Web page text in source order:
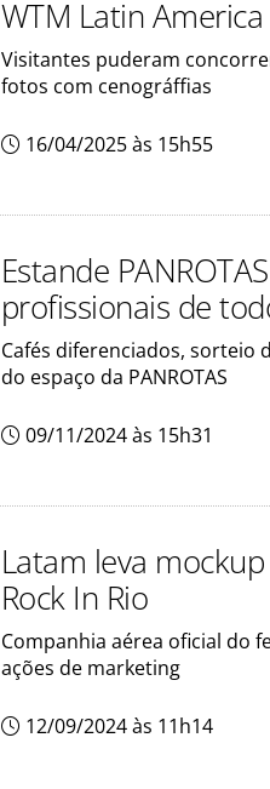
WTM Latin
Visitantes puderam
fotos com cenográffias
16/04/2025 às 15h55
Estande
profissionais de
Cafés diferenciados, sorteio
do espaço da PANROTAS
09/11/2024 às 15h31
Latam leva
Rock In Rio
Companhia aérea oficial do
ações de marketing
12/09/2024 às 11h14